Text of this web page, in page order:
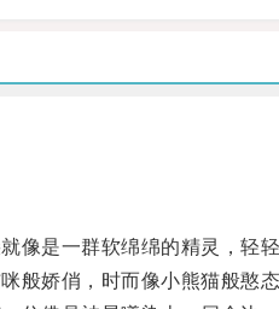
是一群软绵绵的精灵，轻轻
娇俏，时而像小熊猫般憨态